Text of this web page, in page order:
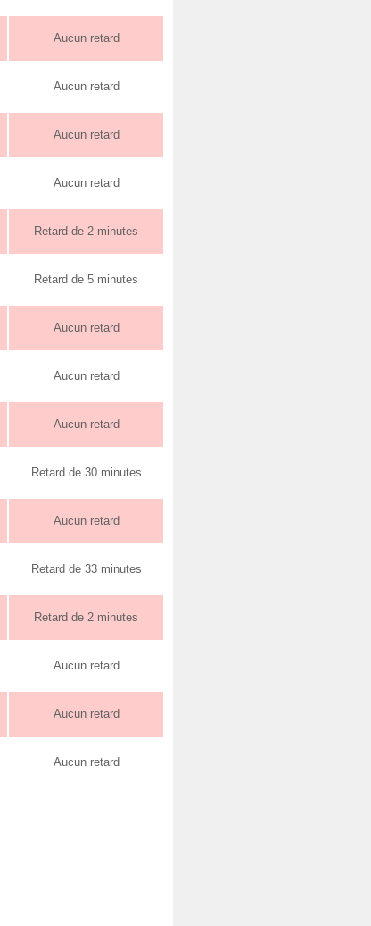
Aucun retard
Aucun retard
Aucun retard
Aucun retard
Retard de 2 minutes
Retard de 5 minutes
Aucun retard
Aucun retard
Aucun retard
Retard de 30 minutes
Aucun retard
Retard de 33 minutes
Retard de 2 minutes
Aucun retard
Aucun retard
Aucun retard